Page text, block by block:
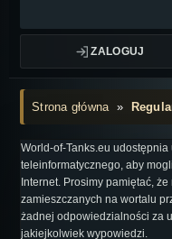
ZALOGUJ
Strona główna»
World-of-Tanks.eu
teleinformatycznego, aby
Internet. Prosimy pamiętać,
zamieszczanych na wortalu
żadnej odpowiedzialności za
jakiejkolwiek wypowiedzi.